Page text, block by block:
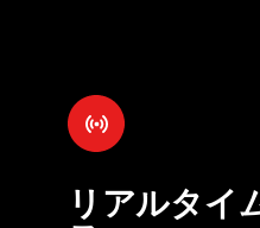
リアルタイ